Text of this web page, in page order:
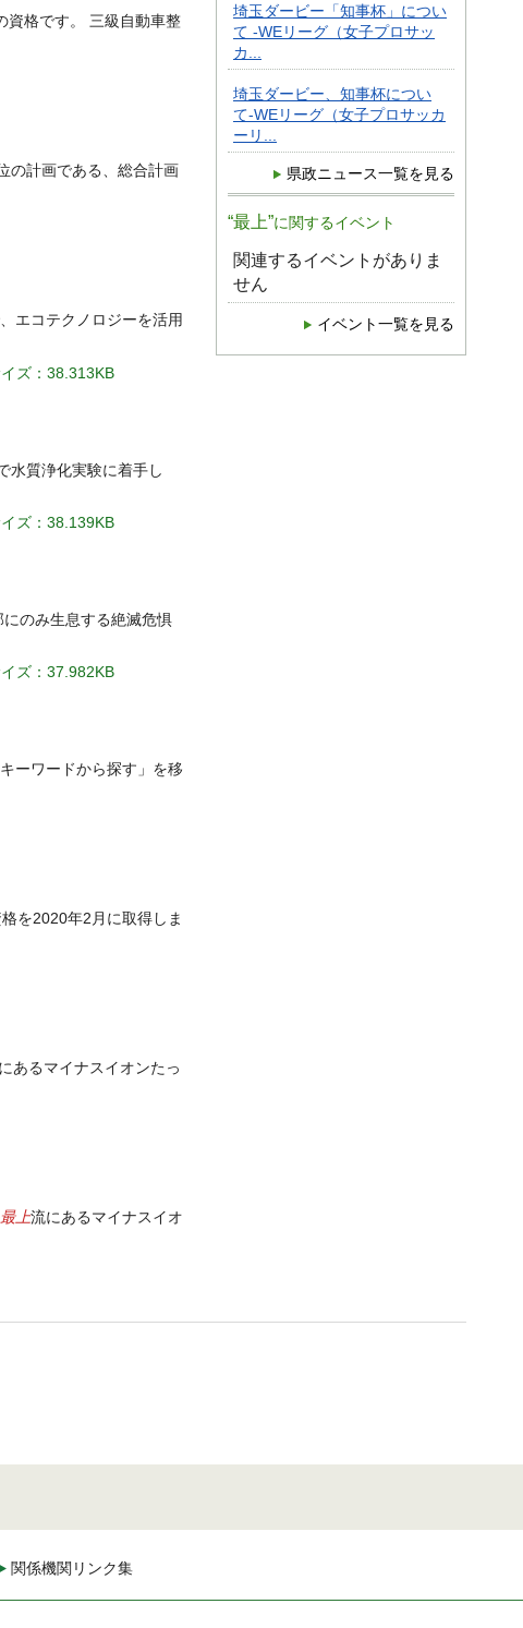
埼玉ダービー「知事杯」につい
て -WEリーグ（女子プロサッ
カ...
埼玉ダービー、知事杯につい
て-WEリーグ（女子プロサッカ
ーリ...
県政ニュース一覧を見る
“最上”に関するイベント
関連するイベントがありま
せん
イベント一覧を見る
資格です。 三級自動車整
の計画である、総合計画
エコテクノロジーを活用
ズ：38.313KB
水質浄化実験に着手し
ズ：38.139KB
にのみ生息する絶滅危惧
ズ：37.982KB
ーワードから探す」を移
を2020年2月に取得しま
あるマイナスイオンたっ
最上流にあるマイナスイオ
関係機関リンク集